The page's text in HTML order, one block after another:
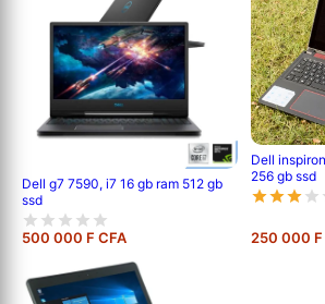
Dell g7 7590, i7 16 gb ram 512 gb
ssd
500 000 F CFA
Dell
256 gb ssd
250 000 F